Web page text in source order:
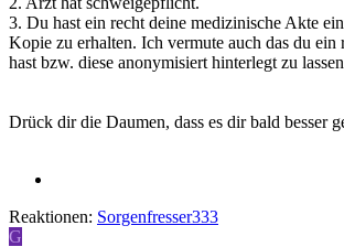
3. Du hast ein recht deine medizinische Akte
Kopie zu erhalten. Ich vermute auch das du ein
hast bzw. diese anonymisiert hinterlegt zu
Drück dir die Daumen, dass es dir bald besser
Reaktionen: Sorgenfresser333
G